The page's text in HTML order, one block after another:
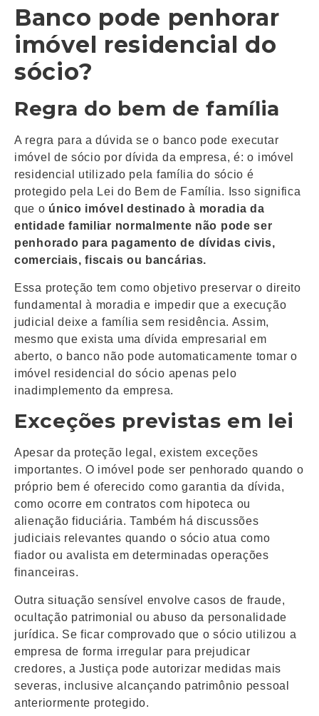
Banco pode penhorar
imóvel residencial do
sócio?
Regra do bem de família
A regra para a dúvida se o banco pode executar
imóvel de sócio por dívida da empresa, é: o imóvel
residencial utilizado pela família do sócio é
protegido pela Lei do Bem de Família. Isso significa
que o único imóvel destinado à moradia da
entidade familiar normalmente não pode ser
penhorado para pagamento de dívidas civis,
comerciais, fiscais ou bancárias.
Essa proteção tem como objetivo preservar o direito
fundamental à moradia e impedir que a execução
judicial deixe a família sem residência. Assim,
mesmo que exista uma dívida empresarial em
aberto, o banco não pode automaticamente tomar o
imóvel residencial do sócio apenas pelo
inadimplemento da empresa.
Exceções previstas em lei
Apesar da proteção legal, existem exceções
importantes. O imóvel pode ser penhorado quando o
próprio bem é oferecido como garantia da dívida,
como ocorre em contratos com hipoteca ou
alienação fiduciária. Também há discussões
judiciais relevantes quando o sócio atua como
fiador ou avalista em determinadas operações
financeiras.
Outra situação sensível envolve casos de fraude,
ocultação patrimonial ou abuso da personalidade
jurídica. Se ficar comprovado que o sócio utilizou a
empresa de forma irregular para prejudicar
credores, a Justiça pode autorizar medidas mais
severas, inclusive alcançando patrimônio pessoal
anteriormente protegido.